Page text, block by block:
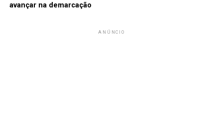
avançar na demarcação
ANÚNCIO